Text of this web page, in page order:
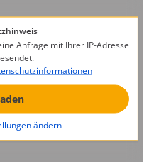
Anfrage mit Ihrer IP-Adresse
ändern